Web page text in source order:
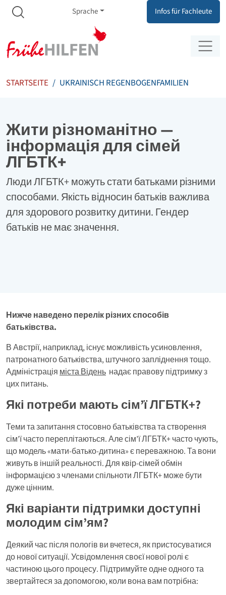
Zum Inhalt springen
Zur Navigation springen
Meta Navigation
Sprache Infos für Fachleute
STARTSEITE UKRAINISCH REGENBOGENFAMILIEN
Жити різноманітно —
інформація для сімей
ЛГБТК+
Люди ЛГБТК+ можуть стати батьками різними
способами. Якість відносин батьків важлива
для здорового розвитку дитини. Гендер
батьків не має значення.
Нижче наведено перелік різних способів
батьківства.
В Австрії, наприклад, існує можливість усиновлення,
патронатного батьківства, штучного запліднення тощо.
Адміністрація міста Відень надає правову підтримку з
цих питань.
Які потреби мають сім’ї ЛГБТК+?
Теми та запитання стосовно батьківства та створення
сім’ї часто переплітаються. Але сім’ї ЛГБТК+ часто чують,
що модель «мати-батько-дитина» є переважною. Та вони
живуть в іншій реальності. Для квір-сімей обмін
інформацією з членами спільноти ЛГБТК+ може бути
дуже цінним.
Які варіанти підтримки доступні
молодим сім’ям?
Деякий час після пологів ви вчетеся, як пристосуватися
до нової ситуації. Усвідомлення своєї нової ролі є
частиною цього процесу. Підтримуйте одне одного та
звертайтеся за допомогою, коли вона вам потрібна: